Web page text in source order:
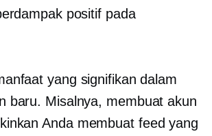
positif pada
yang signifikan dalam
baru. Misalnya, membuat akun
Anda membuat feed yang